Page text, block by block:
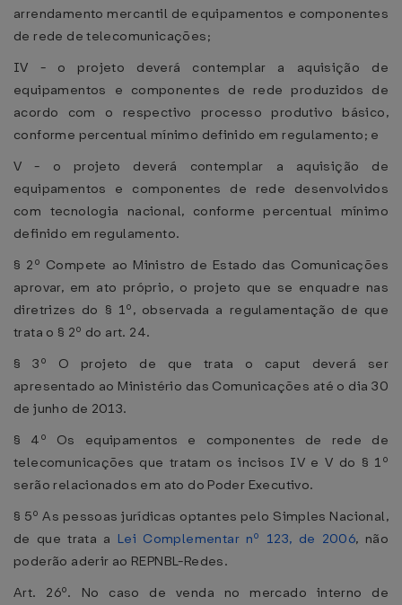
arrendamento mercantil de equipamentos e componentes
de rede de telecomunicações;
IV - o projeto deverá contemplar a aquisição de
equipamentos e componentes de rede produzidos de
acordo com o respectivo processo produtivo básico,
conforme percentual mínimo definido em regulamento; e
V - o projeto deverá contemplar a aquisição de
equipamentos e componentes de rede desenvolvidos
com tecnologia nacional, conforme percentual mínimo
definido em regulamento.
§ 2º Compete ao Ministro de Estado das Comunicações
aprovar, em ato próprio, o projeto que se enquadre nas
diretrizes do § 1º, observada a regulamentação de que
trata o § 2º do art. 24.
§ 3º O projeto de que trata o caput deverá ser
apresentado ao Ministério das Comunicações até o dia 30
de junho de 2013.
§ 4º Os equipamentos e componentes de rede de
telecomunicações que tratam os incisos IV e V do § 1º
serão relacionados em ato do Poder Executivo.
§ 5º As pessoas jurídicas optantes pelo Simples Nacional,
de que trata a Lei Complementar nº 123, de 2006, não
poderão aderir ao REPNBL-Redes.
Art. 26º. No caso de venda no mercado interno de